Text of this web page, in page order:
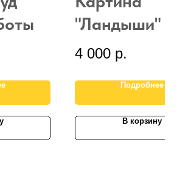
"Ландыши"
4 000 р.
Подробнее
В корзину